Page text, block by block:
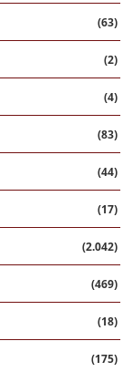
(63)
(2)
(4)
(83)
(44)
(17)
(2.042)
(469)
(18)
(175)